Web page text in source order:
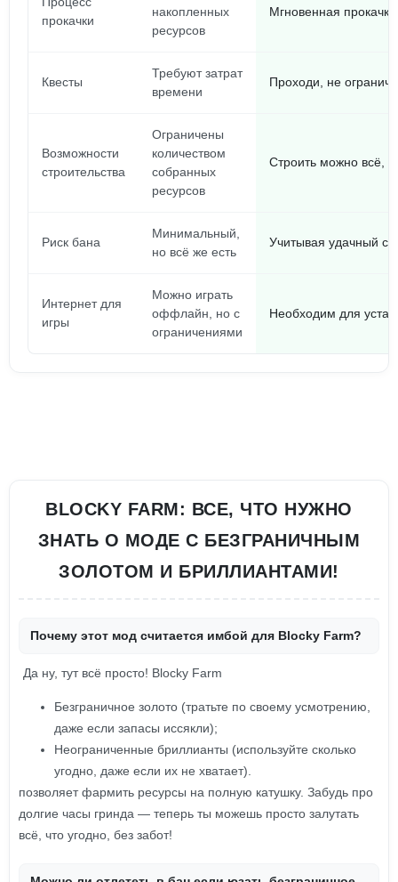
прокачки
накопленных
ресурсов
Мгновенная
Квесты
Требуют затрат
времени
Проходи, не
Возможности
строительства
Ограничены
количеством
собранных
ресурсов
Строить можно всё,
Риск бана
Минимальный,
но всё же есть
Учитывая удачный
Интернет для
игры
Можно играть
оффлайн, но с
ограничениями
Необходим для
BLOCKY FARM: ВСЕ, ЧТО НУЖНО
ЗНАТЬ О МОДЕ С БЕЗГРАНИЧНЫМ
ЗОЛОТОМ И БРИЛЛИАНТАМИ!
Почему этот мод считается имбой для Blocky Farm?
Да ну, тут всё просто! Blocky Farm
Безграничное золото (тратьте по своему усмотрению,
даже если запасы иссякли);
Неограниченные бриллианты (используйте сколько
угодно, даже если их не хватает).
позволяет фармить ресурсы на полную катушку. Забудь про
долгие часы гринда — теперь ты можешь просто залутать
всё, что угодно, без забот!